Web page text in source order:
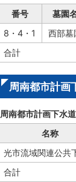
番号
墓園
8・4・1
西部墓
合計
周南都市計画
周南都市計画下水道
名称
光市流域関連公共
合計